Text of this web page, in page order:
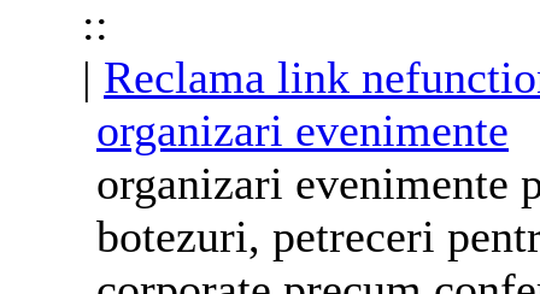
::
| Reclama link
organizari evenimente
organizari evenimente
botezuri, petreceri